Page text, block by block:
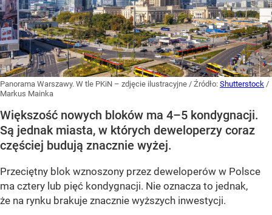
Panorama Warszawy. W tle PKiN – zdjęcie ilustracyjne / Źródło: Shutterstock /
Markus Mainka
Większość nowych bloków ma 4–5 kondygnacji.
Są jednak miasta, w których deweloperzy coraz
częściej budują znacznie wyżej.
Przeciętny blok wznoszony przez deweloperów w Polsce
ma cztery lub pięć kondygnacji. Nie oznacza to jednak,
że na rynku brakuje znacznie wyższych inwestycji.